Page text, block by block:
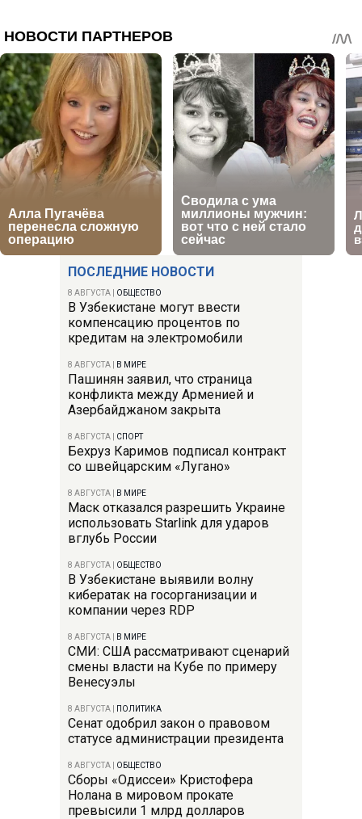
ПОСЛЕДНИЕ НОВОСТИ
8 АВГУСТА ОБЩЕСТВО
В Узбекистане могут ввести
компенсацию процентов по
кредитам на электромобили
8 АВГУСТА В МИРЕ
Пашинян заявил, что страница
конфликта между Арменией и
Азербайджаном закрыта
8 АВГУСТА СПОРТ
Бехруз Каримов подписал контракт
со швейцарским «Лугано»
8 АВГУСТА В МИРЕ
Маск отказался разрешить Украине
использовать Starlink для ударов
вглубь России
8 АВГУСТА ОБЩЕСТВО
В Узбекистане выявили волну
кибератак на госорганизации и
компании через RDP
8 АВГУСТА В МИРЕ
СМИ: США рассматривают сценарий
смены власти на Кубе по примеру
Венесуэлы
8 АВГУСТА ПОЛИТИКА
Сенат одобрил закон о правовом
статусе администрации президента
8 АВГУСТА ОБЩЕСТВО
Сборы «Одиссеи» Кристофера
Нолана в мировом прокате
превысили 1 млрд долларов